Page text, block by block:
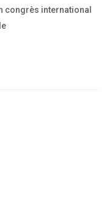
congrès international